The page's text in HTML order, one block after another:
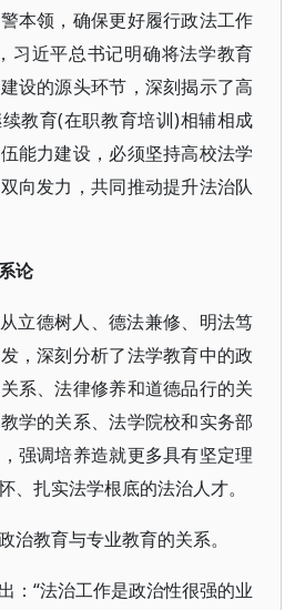
本领，确保更好履行政法工作
习近平总书记明确将法学教育
设的源头环节，深刻揭示了高
教育(在职教育培训)相辅相成
能力建设，必须坚持高校法学
向发力，共同推动提升法治队
论
立德树人、德法兼修、明法笃
，深刻分析了法学教育中的政
系、法律修养和道德品行的关
学的关系、法学院校和实务部
强调培养造就更多具有坚定理
、扎实法学根底的法治人才。
治教育与专业教育的关系。
：“法治工作是政治性很强的业